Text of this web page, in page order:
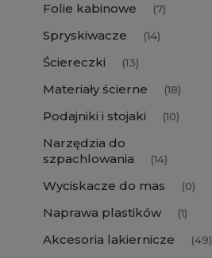
Folie kabinowe (7)
Spryskiwacze (14)
Ściereczki (13)
Materiały ścierne (18)
Podajniki i stojaki (10)
Narzędzia do
szpachlowania
(14)
Wyciskacze do mas (0)
Naprawa plastików (1)
Akcesoria lakiernicze (49)